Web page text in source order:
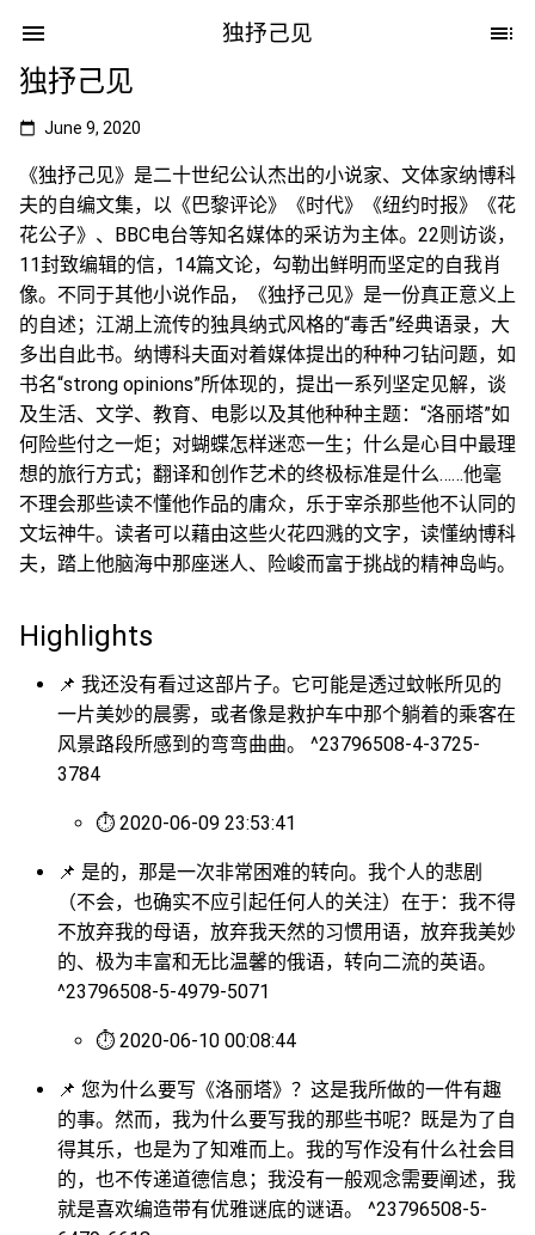
独抒己见
独抒己见
June 9, 2020
《独抒己见》是二十世纪公认杰出的小说家、文体家纳博科
夫的自编文集，以《巴黎评论》《时代》《纽约时报》《花
花公子》、BBC电台等知名媒体的采访为主体。22则访谈，
11封致编辑的信，14篇文论，勾勒出鲜明而坚定的自我肖
像。不同于其他小说作品，《独抒己见》是一份真正意义上
的自述；江湖上流传的独具纳式风格的“毒舌”经典语录，大
多出自此书。纳博科夫面对着媒体提出的种种刁钻问题，如
书名“strong opinions”所体现的，提出一系列坚定见解，谈
及生活、文学、教育、电影以及其他种种主题：“洛丽塔”如
何险些付之一炬；对蝴蝶怎样迷恋一生；什么是心目中最理
想的旅行方式；翻译和创作艺术的终极标准是什么……他毫
不理会那些读不懂他作品的庸众，乐于宰杀那些他不认同的
文坛神牛。读者可以藉由这些火花四溅的文字，读懂纳博科
夫，踏上他脑海中那座迷人、险峻而富于挑战的精神岛屿。
Highlights
📌 我还没有看过这部片子。它可能是透过蚊帐所见的
一片美妙的晨雾，或者像是救护车中那个躺着的乘客在
风景路段所感到的弯弯曲曲。 ^23796508-4-3725-
3784
⏱ 2020-06-09 23:53:41
📌 是的，那是一次非常困难的转向。我个人的悲剧
（不会，也确实不应引起任何人的关注）在于：我不得
不放弃我的母语，放弃我天然的习惯用语，放弃我美妙
的、极为丰富和无比温馨的俄语，转向二流的英语。
^23796508-5-4979-5071
⏱ 2020-06-10 00:08:44
📌 您为什么要写《洛丽塔》？这是我所做的一件有趣
的事。然而，我为什么要写我的那些书呢？既是为了自
得其乐，也是为了知难而上。我的写作没有什么社会目
的，也不传递道德信息；我没有一般观念需要阐述，我
就是喜欢编造带有优雅谜底的谜语。 ^23796508-5-